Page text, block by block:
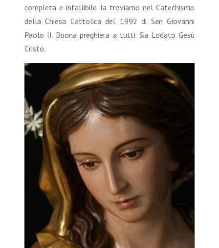
completa e infallibile la troviamo nel Catechismo
della Chiesa Cattolica del 1992 di San Giovanni
Paolo II. Buona preghiera a tutti. Sia Lodato Gesù
Cristo.